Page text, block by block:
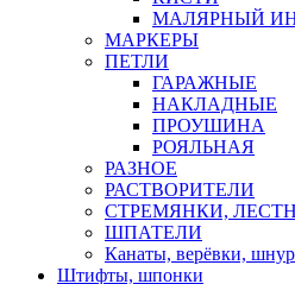
МАЛЯРНЫЙ
МАРКЕРЫ
ПЕТЛИ
ГАРАЖНЫЕ
НАКЛАДНЫЕ
ПРОУШИНА
РОЯЛЬНАЯ
РАЗНОЕ
РАСТВОРИТЕЛИ
СТРЕМЯНКИ,
ШПАТЕЛИ
Канаты, верёвки,
Штифты, шпонки